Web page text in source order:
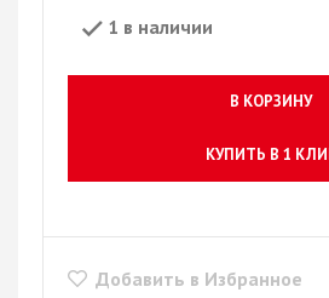
1 в наличии
В КОРЗИНУ
КУПИТЬ В 1
Добавить в Избранное